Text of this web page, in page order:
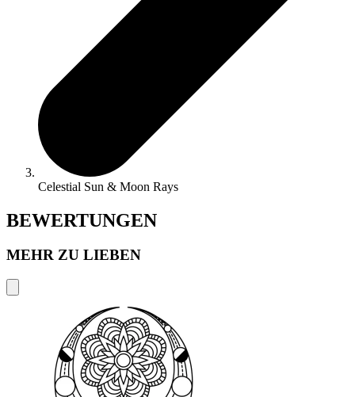
Celestial Sun & Moon Rays
BEWERTUNGEN
MEHR ZU LIEBEN